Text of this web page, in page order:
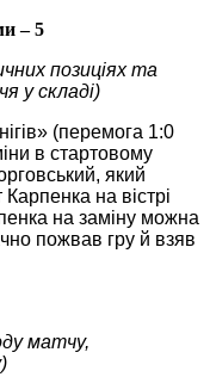
– 5
позиціях та
у складі)
(перемога 1:0
в стартовому
який
на вістрі
на заміну можна
пожвав гру й взяв
матчу,